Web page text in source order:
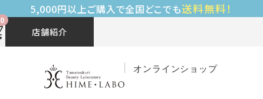
5,000円以上ご購入で全国どこでも送料無料！
0
店舗紹介
オンラインショップ